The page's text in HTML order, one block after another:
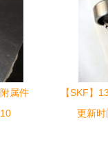
属件
【SKF】
威海轴承
更新